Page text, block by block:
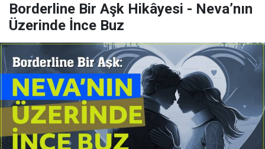
Borderline Bir Aşk Hikâyesi - Neva’nın
Üzerinde İnce Buz